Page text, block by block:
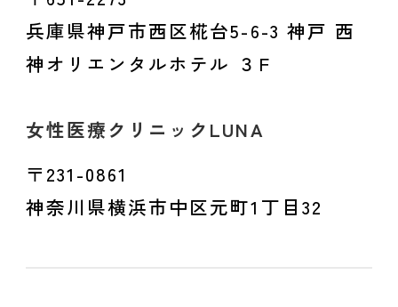
兵庫県神戸市西区椛台5-6-3 神戸 西
神オリエンタルホテル ３F
女性医療クリニックLUNA
〒231-0861
神奈川県横浜市中区元町1丁目32